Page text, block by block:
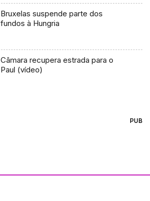
Bruxelas suspende parte dos
fundos à Hungria
Câmara recupera estrada para o
Paul (vídeo)
PUB